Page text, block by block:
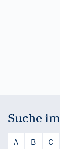
Suche
A B C